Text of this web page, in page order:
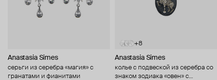
Anastasia Simes
серьги из серебра «магия» с
гранатами и фианитами
+8
Anastasia Simes
колье с подвеской из серебра со
знаком зодиака «овен» с